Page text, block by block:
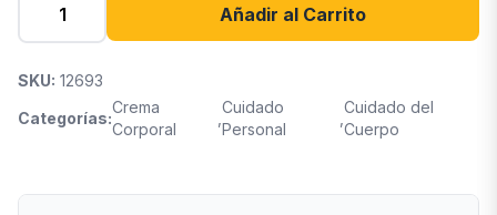
Añadir al Carrito
SKU: 12693
Categorías:
Crema
Corporal
Cuidado
Personal
Cuidado del
Cuerpo